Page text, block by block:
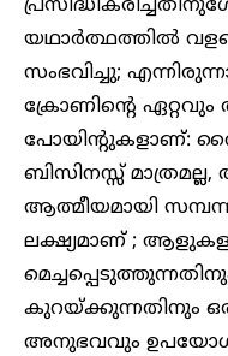
യഥാർത്ഥത്തിൽ
സംഭവിച്ചു;
ക്രോണിന്റെ
പോയിന്റുകളാണ്:
ബിസിനസ്സ്
ആത്മീയമായി
ലക്ഷ്യമാണ് ;
കുറയ്ക്കുന്നതിനും
അനുഭവവും